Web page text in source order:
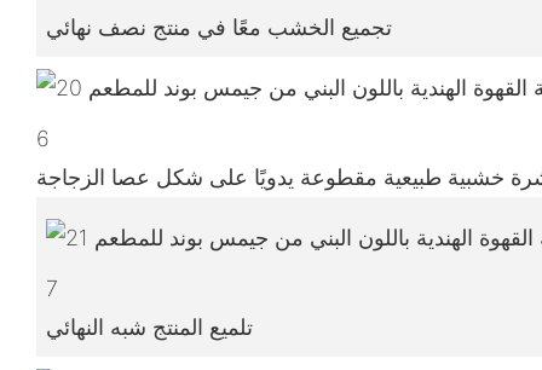
تجميع الخشب معًا في منتج نصف نهائي
6
خشبية طبيعية مقطوعة يدويًا على شكل عصا الزجاجة
7
تلميع المنتج شبه النهائي